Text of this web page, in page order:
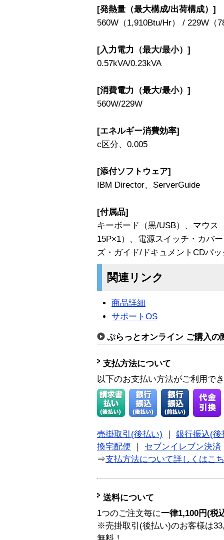
[発熱量（最大構成/出荷構成）]
560W（1,910Btu/Hr） / 229W（
[入力電力（最大/最小）]
0.57kVA/0.23kVA
[消費電力（最大/最小）]
560W/229W
[エネルギー消費効率]
c区分、0.005
[添付ソフトウェア]
IBM Director、ServerGuide
[付属品]
キーボード（黒/USB）、マウス
15P×1）、電源スイッチ・カバ
ズ・ガイド/ドキュメントCDパッ
関連リンク
商品詳細
サポートOS
ぷらっとオンライン ご購入の
支払方法について
以下のお支払い方法がご利用で
売掛取引(後払い)
銀行振込(後
換宅配便
セブンイレブン決済
⇒支払方法について詳しくはこ
送料について
1つのご注文毎に一律1,100円(税
※売掛取引(後払い)のお客様は